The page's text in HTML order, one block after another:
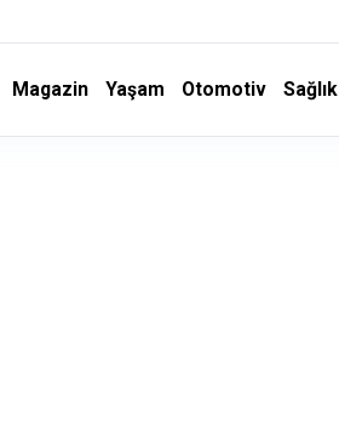
Magazin Yaşam Otomotiv Sağlık